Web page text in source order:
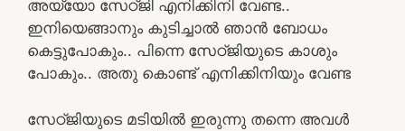
അയ്യോ സേഠ്ജി എനിക്കിനി വേണ്ട..
ഇനിയെങ്ങാനും കുടിച്ചാൽ ഞാൻ ബോധം
കെട്ടുപോകും.. പിന്നെ സേഠ്ജിയുടെ കാശും
പോകും.. അതു കൊണ്ട് എനിക്കിനിയും വേണ്ട
സേഠ്ജിയുടെ മടിയിൽ ഇരുന്നു തന്നെ അവൾ